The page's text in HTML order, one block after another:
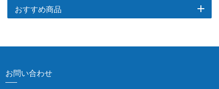
おすすめ商品
お問い合わせ